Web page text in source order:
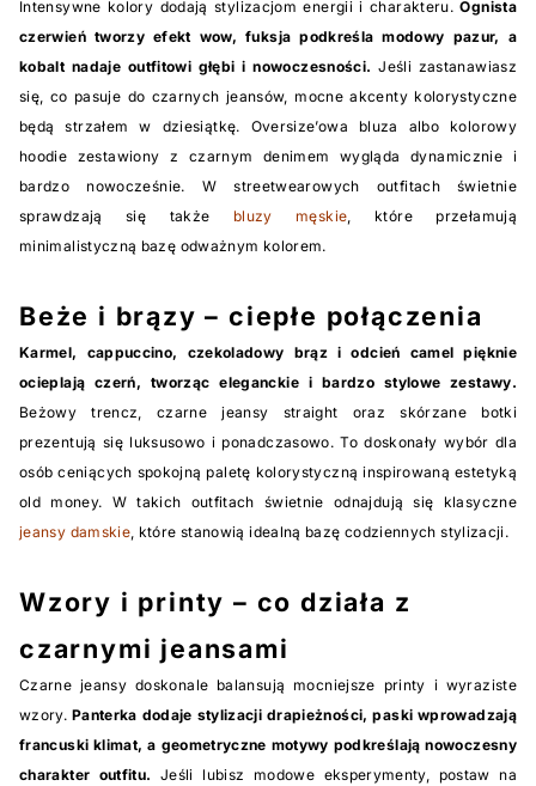
Intensywne kolory dodają stylizacjom energii i charakteru.Ognista
czerwień tworzy efekt wow, fuksja podkreśla modowy pazur, a
kobalt nadaje outfitowi głębi i nowoczesności. Jeśli zastanawiasz
się, co pasuje do czarnych jeansów, mocne akcenty kolorystyczne
będą strzałem w dziesiątkę. Oversize’owa bluza albo kolorowy
hoodie zestawiony z czarnym denimem wygląda dynamicznie i
bardzo nowocześnie. W streetwearowych outfitach świetnie
sprawdzają się także bluzy męskie, które przełamują
minimalistyczną bazę odważnym kolorem.
Beże i brązy – ciepłe połączenia
Karmel, cappuccino, czekoladowy brąz i odcień camel pięknie
ocieplają czerń, tworząc eleganckie i bardzo stylowe zestawy.
Beżowy trencz, czarne jeansy straight oraz skórzane botki
prezentują się luksusowo i ponadczasowo. To doskonały wybór dla
osób ceniących spokojną paletę kolorystyczną inspirowaną estetyką
old money. W takich outfitach świetnie odnajdują się klasyczne
jeansy damskie, które stanowią idealną bazę codziennych stylizacji.
Wzory i printy – co działa z
czarnymi jeansami
Czarne jeansy doskonale balansują mocniejsze printy i wyraziste
wzory. Panterka dodaje stylizacji drapieżności, paski wprowadzają
francuski klimat, a geometryczne motywy podkreślają nowoczesny
charakter outfitu. Jeśli lubisz modowe eksperymenty, postaw na